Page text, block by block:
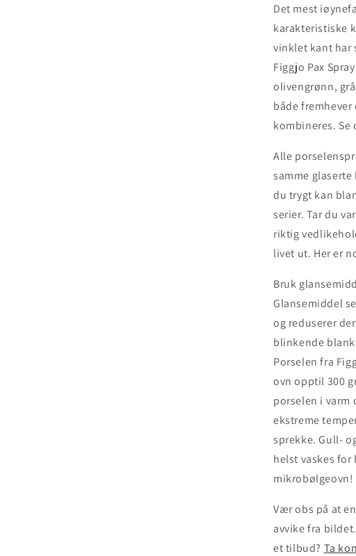
Det mest
karakteristiske
vinklet kant har
Figgjo Pax
olivengrønn,
både
kombineres. Se
Alle
samme
du trygt kan
serier. Tar du
riktig
livet ut. Her er
Bruk
Glansemiddel
og reduserer
blinkende
Porselen fra
ovn opptil 300
porselen i varm
ekstreme
sprekke. Gull-
helst vaskes for
mikrobølgeovn!
Vær obs på at
avvike fra
et tilbud? Ta